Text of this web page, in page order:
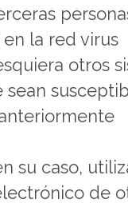
la red virus
otros
sean
su caso,
de